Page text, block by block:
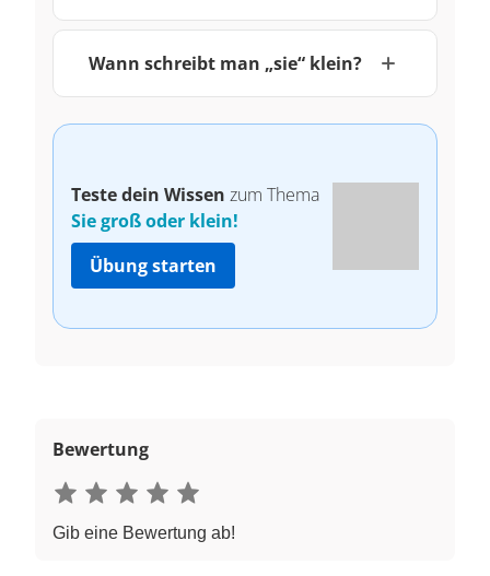
Wann schreibt man „sie“ klein?
Teste dein Wissen zum Thema
Sie groß oder klein!
Übung starten
Bewertung
Gib eine Bewertung ab!